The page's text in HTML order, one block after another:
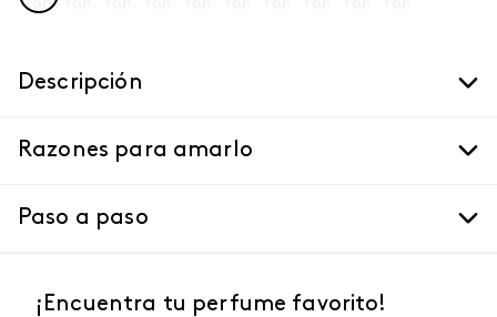
Descripción
Razones para amarlo
Paso a paso
¡Encuentra tu perfume favorito!